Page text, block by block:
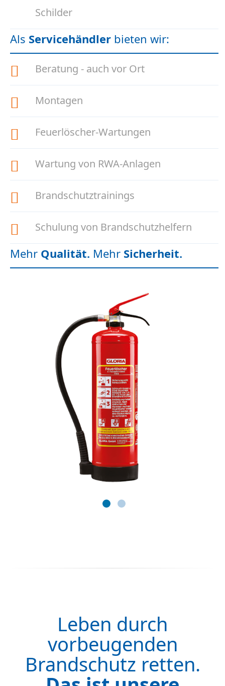
Schilder
Als Servicehändler bieten wir:
Beratung - auch vor Ort
Montagen
Feuerlöscher-Wartungen
Wartung von RWA-Anlagen
Brandschutztrainings
Schulung von Brandschutzhelfern
Mehr Qualität. Mehr Sicherheit.
Leben durch
vorbeugenden
Brandschutz retten.